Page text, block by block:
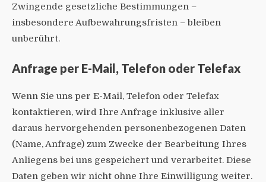
Zwingende gesetzliche Bestimmungen –
insbesondere Aufbewahrungsfristen – bleiben
unberührt.
Anfrage per E-Mail, Telefon oder Telefax
Wenn Sie uns per E-Mail, Telefon oder Telefax
kontaktieren, wird Ihre Anfrage inklusive aller
daraus hervorgehenden personenbezogenen Daten
(Name, Anfrage) zum Zwecke der Bearbeitung Ihres
Anliegens bei uns gespeichert und verarbeitet. Diese
Daten geben wir nicht ohne Ihre Einwilligung weiter.